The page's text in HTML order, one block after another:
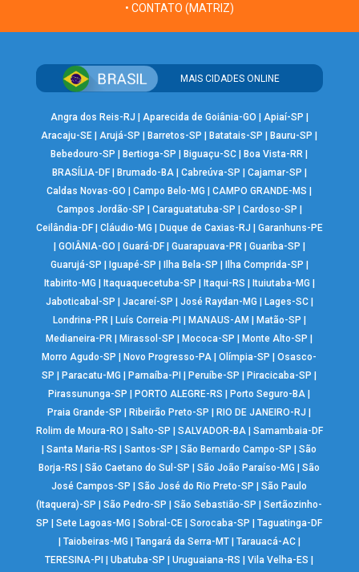
• CONTATO (MATRIZ)
MAIS CIDADES ONLINE
Angra dos Reis-RJ Aparecida de Goiânia-GO Apiaí-SP
Aracaju-SE |Arujá-SP Barretos-SP Batatais-SP Bauru-SP
Bebedouro-SP
Bertioga-SP Biguaçu-SC Boa Vista-RR
BRASÍLIA-DF| Brumado-BA| Cabreúva-SP Cajamar-SP
Caldas Novas-GO
|Campo Belo-MG |CAMPO GRANDE-MS
Campos Jordão-SP
Caraguatatuba-SP Cardoso-SP
Ceilândia-DF| Cláudio-MG Duque de Caxias-RJ
Garanhuns-PE
GOIÂNIA-GO Guará-DF| Guarapuava-PR| Guariba-SP
Guarujá-SP
Iguapé-SP Ilha Bela-SP Ilha Comprida-SP
Itabirito-MG
Itaquaquecetuba-SP Itaqui-RS Ituiutaba-MG
Jaboticabal-SP
Jacareí-SP José Raydan-MG Lages-SC|
Londrina-PR| Luís Correia-PI MANAUS-AM Matão-SP
Medianeira-PR
Mirassol-SP Mococa-SP Monte Alto-SP
Morro Agudo-SP
Novo Progresso-PA |Olímpia-SP |Osasco-
SP
Paracatu-MG Parnaíba-PI Peruíbe-SP Piracicaba-SP
Pirassununga-SP
PORTO ALEGRE-RS Porto Seguro-BA
Praia Grande-SP
Ribeirão Preto-SP RIO DE JANEIRO-RJ
Rolim de Moura-RO
Salto-SP SALVADOR-BA| Samambaia-DF
|Santa Maria-RS |Santos-SP |São Bernardo Campo-SP |São
Borja-RS
|São Caetano do Sul-SP |São João Paraíso-MG |São
José Campos-SP
|São José do Rio Preto-SP |São Paulo
(Itaquera)-SP
|São Pedro-SP |São Sebastião-SP |Sertãozinho-
SP
|Sete Lagoas-MG |Sobral-CE |Sorocaba-SP |Taguatinga-DF
Taiobeiras-MG Tangará da Serra-MT| Tarauacá-AC|
TERESINA-PI
|Ubatuba-SP |Uruguaiana-RS |Vila Velha-ES